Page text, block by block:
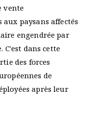
vente
paysans affectés
engendrée par
C'est dans cette
des forces
de
après leur